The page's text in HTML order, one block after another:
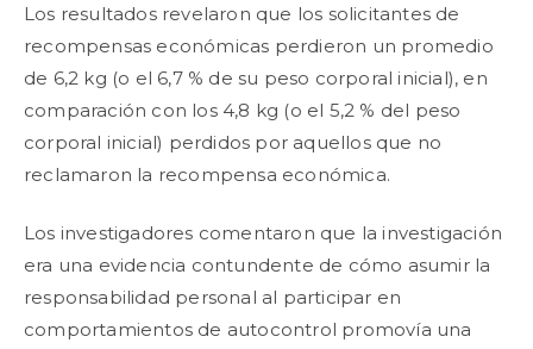
Los resultados revelaron que los solicitantes de
recompensas económicas perdieron un promedio
de 6,2 kg (o el 6,7 % de su peso corporal inicial), en
comparación con los 4,8 kg (o el 5,2 % del peso
corporal inicial) perdidos por aquellos que no
reclamaron la recompensa económica.
Los investigadores comentaron que la investigación
era una evidencia contundente de cómo asumir la
responsabilidad personal al participar en
comportamientos de autocontrol promovía una